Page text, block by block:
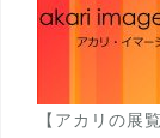
【アカリの展